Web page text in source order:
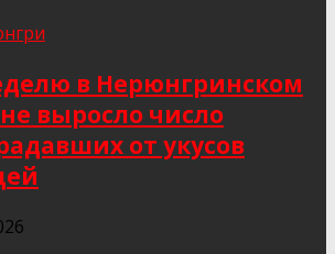
в Нерюнгринском
выросло число
от укусов